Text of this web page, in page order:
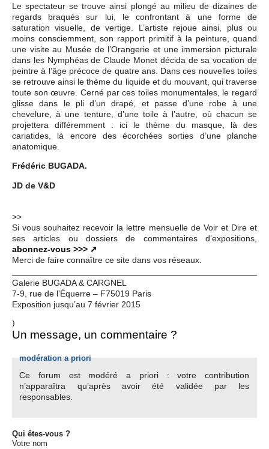
Le spectateur se trouve ainsi plongé au milieu de dizaines de
regards braqués sur lui, le confrontant à une forme de
saturation visuelle, de vertige. L’artiste rejoue ainsi, plus ou
moins consciemment, son rapport primitif à la peinture, quand
une visite au Musée de l’Orangerie et une immersion picturale
dans les Nymphéas de Claude Monet décida de sa vocation de
peintre à l’âge précoce de quatre ans. Dans ces nouvelles toiles
se retrouve ainsi le thème du liquide et du mouvant, qui traverse
toute son œuvre. Cerné par ces toiles monumentales, le regard
glisse dans le pli d’un drapé, et passe d’une robe à une
chevelure, à une tenture, d’une toile à l’autre, où chacun se
projettera différemment : ici le thème du masque, là des
cariatides, là encore des écorchées sorties d’une planche
anatomique.
Frédéric BUGADA.
JD de V&D
>>
Si vous souhaitez recevoir la lettre mensuelle de Voir et Dire et
ses articles ou dossiers de commentaires d’expositions,
abonnez-vous >>>
Merci de faire connaître ce site dans vos réseaux.
Galerie BUGADA & CARGNEL
7-9, rue de l’Équerre – F75019 Paris
Exposition jusqu’au 7 février 2015
)
Un message, un commentaire ?
modération a priori
Ce forum est modéré a priori : votre contribution
n’apparaîtra qu’après avoir été validée par les
responsables.
Qui êtes-vous ?
Votre nom